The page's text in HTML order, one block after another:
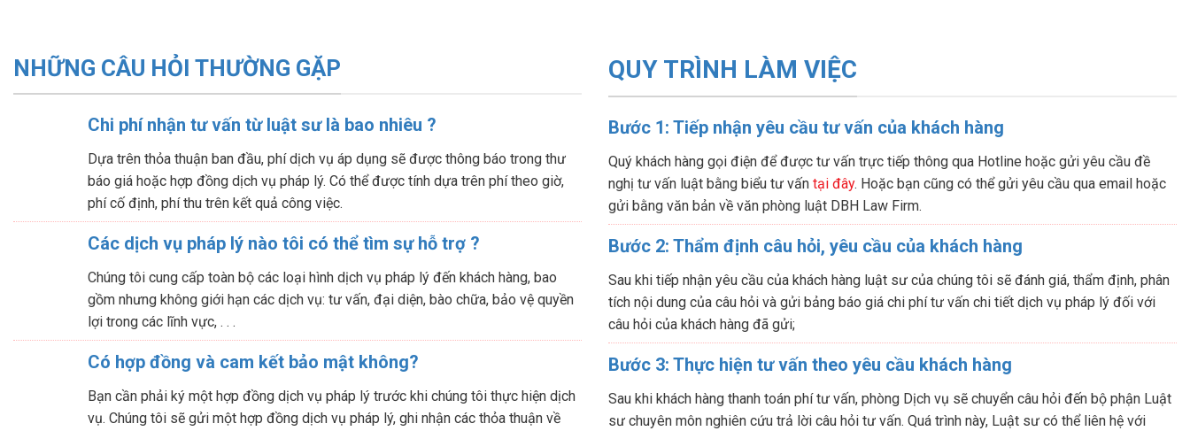
NHỮNG CÂU HỎI THƯỜNG GẶP
Chi phí nhận tư vấn từ luật sư là bao nhiêu ?
Dựa trên thỏa thuận ban đầu, phí dịch vụ áp dụng sẽ được thông báo trong thư
báo giá hoặc hợp đồng dịch vụ pháp lý. Có thể được tính dựa trên phí theo giờ,
phí cố định, phí thu trên kết quả công việc.
Các dịch vụ pháp lý nào tôi có thể tìm sự hỗ trợ ?
Chúng tôi cung cấp toàn bộ các loại hình dịch vụ pháp lý đến khách hàng, bao
gồm nhưng không giới hạn các dịch vụ: tư vấn, đại diện, bào chữa, bảo vệ quyền
lợi trong các lĩnh vực, . . .
Có hợp đồng và cam kết bảo mật không?
Bạn cần phải ký một hợp đồng dịch vụ pháp lý trước khi chúng tôi thực hiện dịch
vụ. Chúng tôi sẽ gửi một hợp đồng dịch vụ pháp lý, ghi nhận các thỏa thuận về
QUY TRÌNH LÀM VIỆC
Bước 1: Tiếp nhận yêu cầu tư vấn của khách hàng
Quý khách hàng gọi điện để được tư vấn trực tiếp thông qua Hotline hoặc gửi yêu cầu đề
nghị tư vấn luật bằng biểu tư vấn tại đây. Hoặc bạn cũng có thể gửi yêu cầu qua email hoặc
gửi bằng văn bản về văn phòng luật DBH Law Firm.
Bước 2: Thẩm định câu hỏi, yêu cầu của khách hàng
Sau khi tiếp nhận yêu cầu của khách hàng luật sư của chúng tôi sẽ đánh giá, thẩm định, phân
tích nội dung của câu hỏi và gửi bảng báo giá chi phí tư vấn chi tiết dịch vụ pháp lý đối với
câu hỏi của khách hàng đã gửi;
Bước 3: Thực hiện tư vấn theo yêu cầu khách hàng
Sau khi khách hàng thanh toán phí tư vấn, phòng Dịch vụ sẽ chuyển câu hỏi đến bộ phận Luật
sư chuyên môn nghiên cứu trả lời câu hỏi tư vấn. Quá trình này, Luật sư có thể liên hệ với